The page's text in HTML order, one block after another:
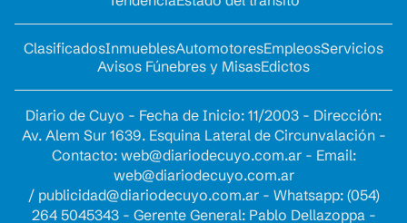
ClasificadosInmueblesAutomotoresEmpleosServicios
Avisos Fúnebres y MisasEdictos
Diario de Cuyo - Fecha de Inicio: 11/2003 - Dirección:
Av. Alem Sur 1639. Esquina Lateral de Circunvalación -
Contacto: web@diariodecuyo.com.ar- Email:
web@diariodecuyo.com.ar
/ publicidad@diariodecuyo.com.ar- Whatsapp: (054)
264 5045343 - Gerente General: Pablo Dellazoppa -